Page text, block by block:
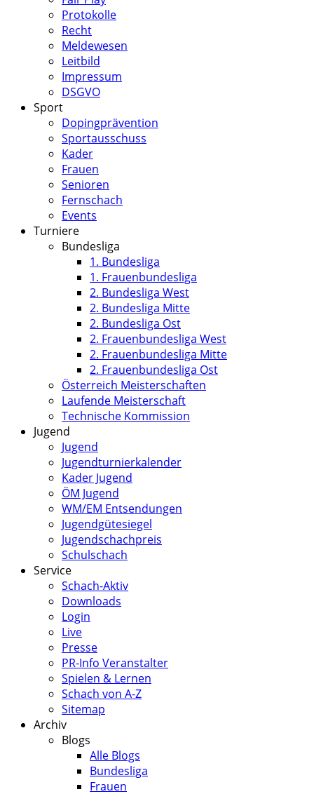
Protokolle
Recht
Meldewesen
Leitbild
Impressum
DSGVO
Sport
Dopingprävention
Sportausschuss
Kader
Frauen
Senioren
Fernschach
Events
Turniere
Bundesliga
1. Bundesliga
1. Frauenbundesliga
2. Bundesliga West
2. Bundesliga Mitte
2. Bundesliga Ost
2. Frauenbundesliga West
2. Frauenbundesliga Mitte
2. Frauenbundesliga Ost
Österreich Meisterschaften
Laufende Meisterschaft
Technische Kommission
Jugend
Jugend
Jugendturnierkalender
Kader Jugend
ÖM Jugend
WM/EM Entsendungen
Jugendgütesiegel
Jugendschachpreis
Schulschach
Service
Schach-Aktiv
Downloads
Login
Live
Presse
PR-Info Veranstalter
Spielen & Lernen
Schach von A-Z
Sitemap
Archiv
Blogs
Alle Blogs
Bundesliga
Frauen